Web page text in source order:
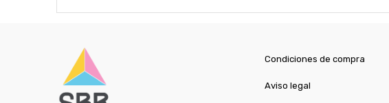
Condiciones de compra
Aviso legal